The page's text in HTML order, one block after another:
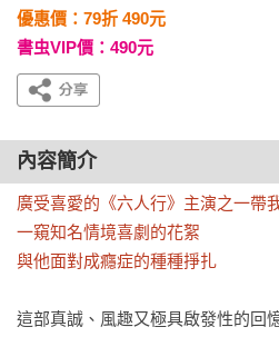
優惠價：79折 490元
書虫VIP價：490元
內容簡介
廣受喜愛的《六人行》主演之一帶
一窺知名情境喜劇的花絮
與他面對成癮症的種種掙扎
這部真誠、風趣又極具啟發性的回